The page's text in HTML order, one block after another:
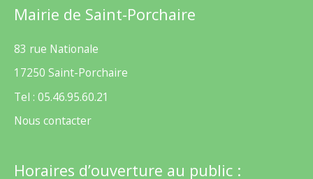
Mairie de Saint-Porchaire
83 rue Nationale
17250 Saint-Porchaire
Tel : 05.46.95.60.21
Nous contacter
Horaires d’ouverture au public :